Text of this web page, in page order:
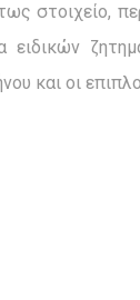
στοιχείο,
και οι